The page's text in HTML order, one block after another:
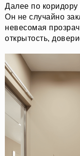
Далее по коридору
Он не случайно
невесомая
открытость,
О НАС
ОФЛАЙН
ОНЛАЙН